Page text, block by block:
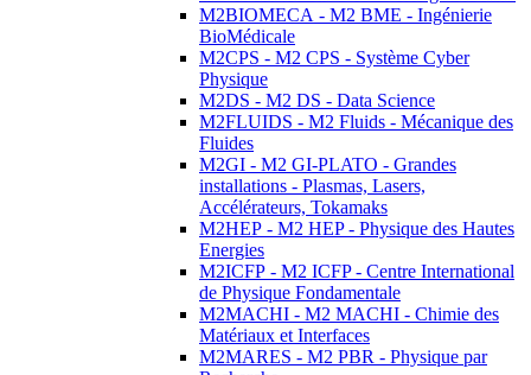
M2BIOMECA - M2 BME - Ingénierie
BioMédicale
M2CPS - M2 CPS - Système Cyber
Physique
M2DS - M2 DS - Data Science
M2FLUIDS - M2 Fluids - Mécanique des
Fluides
M2GI - M2 GI-PLATO - Grandes
installations - Plasmas, Lasers,
Accélérateurs, Tokamaks
M2HEP - M2 HEP - Physique des Hautes
Energies
M2ICFP - M2 ICFP - Centre International
de Physique Fondamentale
M2MACHI - M2 MACHI - Chimie des
Matériaux et Interfaces
M2MARES - M2 PBR - Physique par